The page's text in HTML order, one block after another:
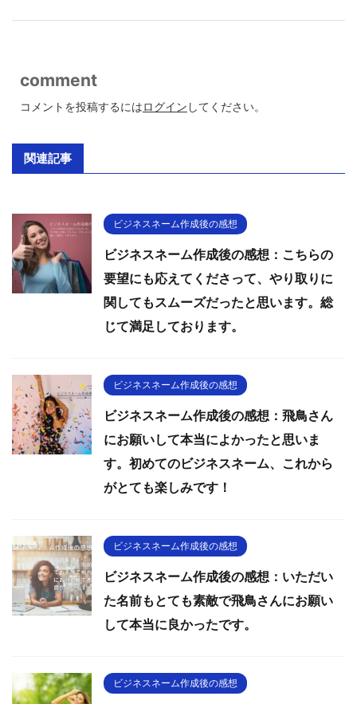
comment
コメントを投稿するにはログイン してください。
関連記事
ビジネスネーム作成後の感想
ビジネスネーム作成後の感想：こちらの
要望にも応えてくださって、やり取りに
関してもスムーズだったと思います。総
じて満足しております。
ビジネスネーム作成後の感想
ビジネスネーム作成後の感想：飛鳥さん
にお願いして本当によかったと思いま
す。初めてのビジネスネーム、これから
がとても楽しみです！
ビジネスネーム作成後の感想
ビジネスネーム作成後の感想：いただい
た名前もとても素敵で飛鳥さんにお願い
して本当に良かったです。
ビジネスネーム作成後の感想